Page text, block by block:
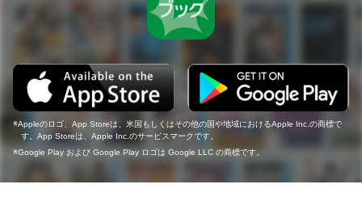
Appleのロゴ、App Storeは、米国もしくはその他の国や地域におけるApple Inc.の商標で
す。App Storeは、Apple Inc.のサービスマークです。
Google Play および Google Play ロゴは Google LLC の商標です。